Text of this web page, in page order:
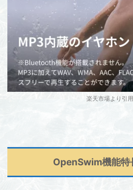
楽天市場より引用
OpenSwim機能特